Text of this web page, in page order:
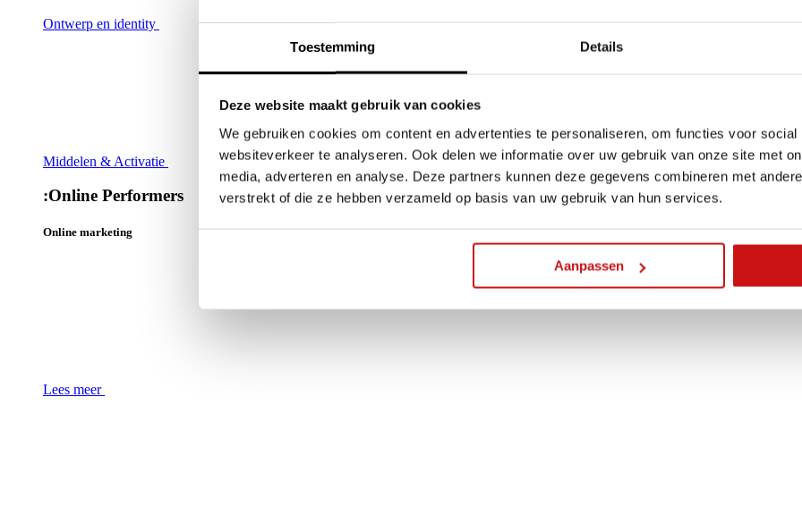
Toestemming Details
Deze website maakt gebruik van cookies
We gebruiken cookies om content en advertenties te personaliseren, om functies voor
websiteverkeer te analyseren. Ook delen we informatie over uw gebruik van onze site met
media, adverteren en analyse. Deze partners kunnen deze gegevens combineren met
verstrekt of die ze hebben verzameld op basis van uw gebruik van hun services.
Aanpassen
Ontwerp en identity
Middelen & Activatie
:Online Performers
Online marketing
Lees meer